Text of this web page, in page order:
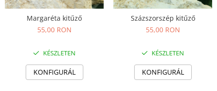
Nyaklánc / Medál
Karperec
Gyerek ékszerek
Nyaklánc / Medál
Karperec
Margaréta kitűző
55,00 RON
KÉSZLETEN
KONFIGURÁL
Százszorszép kitűző
55,00 RON
KÉSZLETEN
KONFIGURÁL